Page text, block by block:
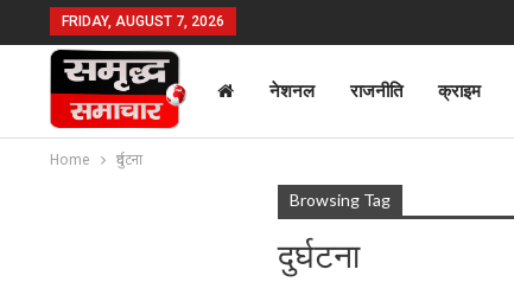
FRIDAY, AUGUST 7, 2026
नेशनल राजनीति क्राइम
Home
दुर्घटना
Browsing Tag
दुर्घटना